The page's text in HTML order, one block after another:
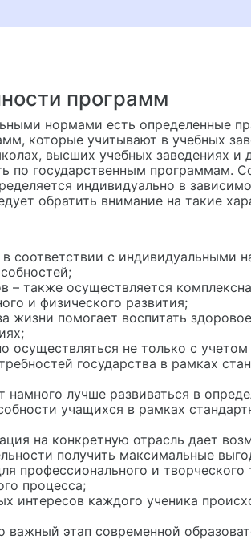
программ
нормами есть определенные
которые учитывают в учебных
высших учебных заведениях и
по государственным программам.
индивидуально в
обратить внимание на такие
соответствии с индивидуальными
– также осуществляется
и физического развития;
жизни помогает воспитать
осуществляться не только с
государства в рамках
намного лучше развиваться в
учащихся в рамках
на конкретную отрасль дает
получить максимальные
профессионального и творческого
процесса;
интересов каждого ученика
важный этап современной